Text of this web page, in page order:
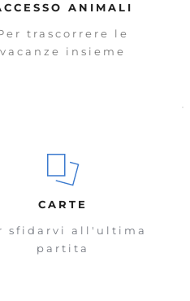
ANIMALI
trascorrere le
vacanze insieme
CARTE
sfidarvi all'ultima
partita